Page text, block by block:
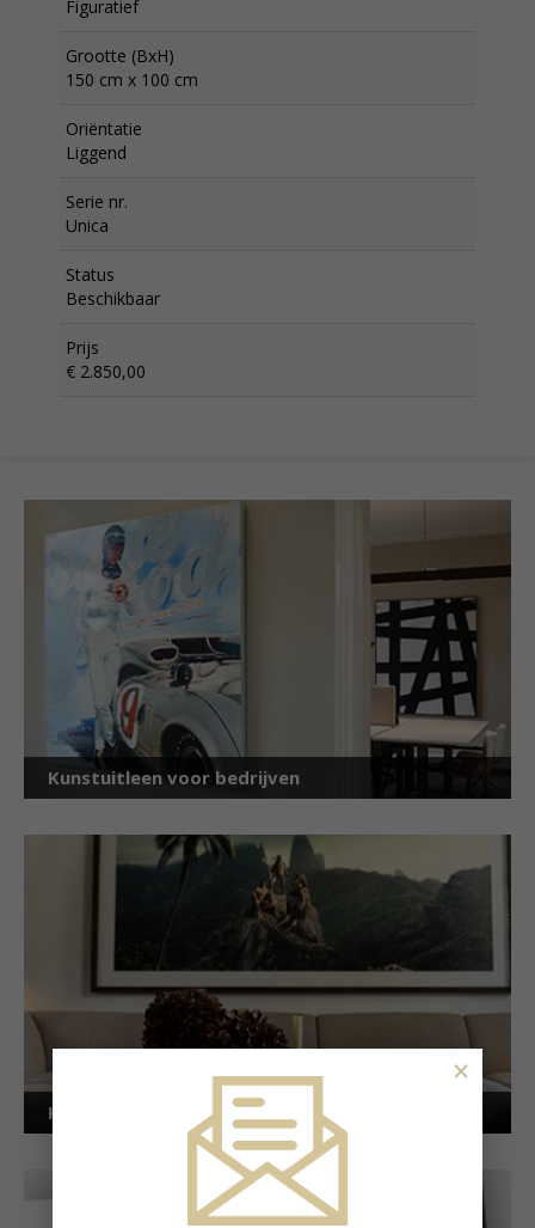
Figuratief
Grootte (BxH)
150 cm x 100 cm
Oriëntatie
Liggend
Serie nr.
Unica
Status
Beschikbaar
Prijs
€ 2.850,00
Kunstuitleen voor bedrijven
Kunstuitleen voor particulieren
×